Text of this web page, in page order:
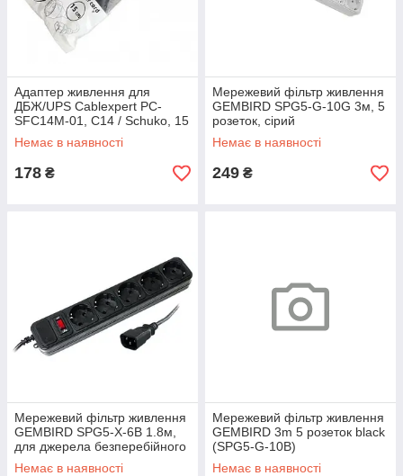
Адаптер живлення для
ДБЖ/UPS Cablexpert PC-
SFC14M-01, C14 / Schuko, 15
см, із заземленням, 3*0,75мм
Немає в наявності
178 ₴
Мережевий фільтр живлення
GEMBIRD SPG5-G-10G 3м, 5
розеток, сірий
Немає в наявності
249 ₴
Мережевий фільтр живлення
GEMBIRD SPG5-X-6B 1.8м,
для джерела безперебійного
живлення (UPS) 5 розеток,
Немає в наявності
Мережевий фільтр живлення
GEMBIRD 3m 5 розеток black
(SPG5-G-10B)
Немає в наявності